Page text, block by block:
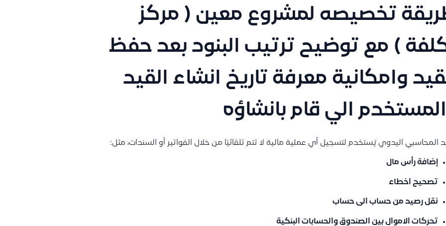
تخصيصه لمشروع معين ( مركز
) مع توضيح ترتيب البنود بعد حفظ
وامكانية معرفة تاريخ انشاء القيد
الي قام بانشاؤه
المحاسبي اليدوي يُستخدم لتسجيل أي عملية مالية لا تتم تلقائيًا من خلال الفواتير أو السندات، مثل:
إضافة رأس مال
تصحيح اخطاء
نقل رصيد من حساب الى حساب
تحركات الاموال بين الصندوق والحسابات البنكية